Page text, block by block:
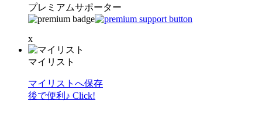
プレミアムサポーター
x
マイリスト
マイリストへ保存
後で便利♪ Click!